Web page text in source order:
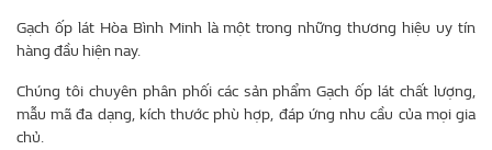
Gạch ốp lát Hòa Bình Minh là một trong những thương hiệu uy tín
hàng đầu hiện nay.
Chúng tôi chuyên phân phối các sản phẩm Gạch ốp lát chất lượng,
mẫu mã đa dạng, kích thước phù hợp, đáp ứng nhu cầu của mọi gia
chủ.